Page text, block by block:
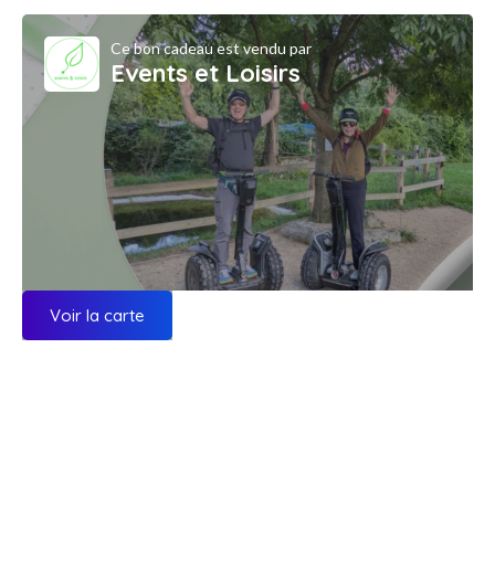
Ce bon cadeau est vendu par
Events et Loisirs
Voir la carte